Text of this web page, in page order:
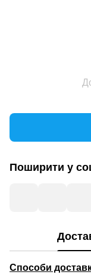
Поширити у
Способи